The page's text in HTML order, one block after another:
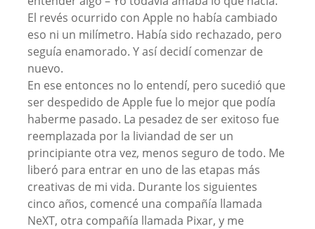
El revés ocurrido con Apple no había cambiado
eso ni un milímetro. Había sido rechazado, pero
seguía enamorado. Y así decidí comenzar de
nuevo.
En ese entonces no lo entendí, pero sucedió que
ser despedido de Apple fue lo mejor que podía
haberme pasado. La pesadez de ser exitoso fue
reemplazada por la liviandad de ser un
principiante otra vez, menos seguro de todo. Me
liberó para entrar en uno de las etapas más
creativas de mi vida. Durante los siguientes
cinco años, comencé una compañía llamada
NeXT, otra compañía llamada Pixar, y me